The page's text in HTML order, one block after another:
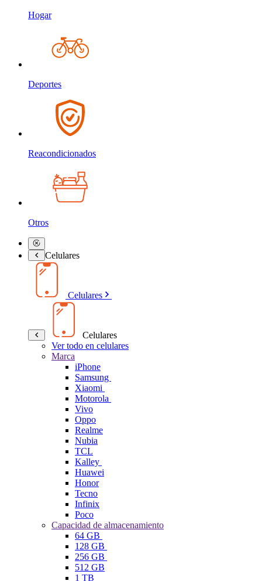
Hogar
Deportes
Reacondicionados
Otros
Celulares
Celulares
Celulares
Ver todo en celulares
Marca
iPhone
Samsung
Xiaomi
Motorola
Vivo
Oppo
Realme
Nubia
TCL
Kalley
Huawei
Honor
Tecno
Infinix
Poco
Capacidad de almacenamiento
64 GB
128 GB
256 GB
512 GB
1 TB